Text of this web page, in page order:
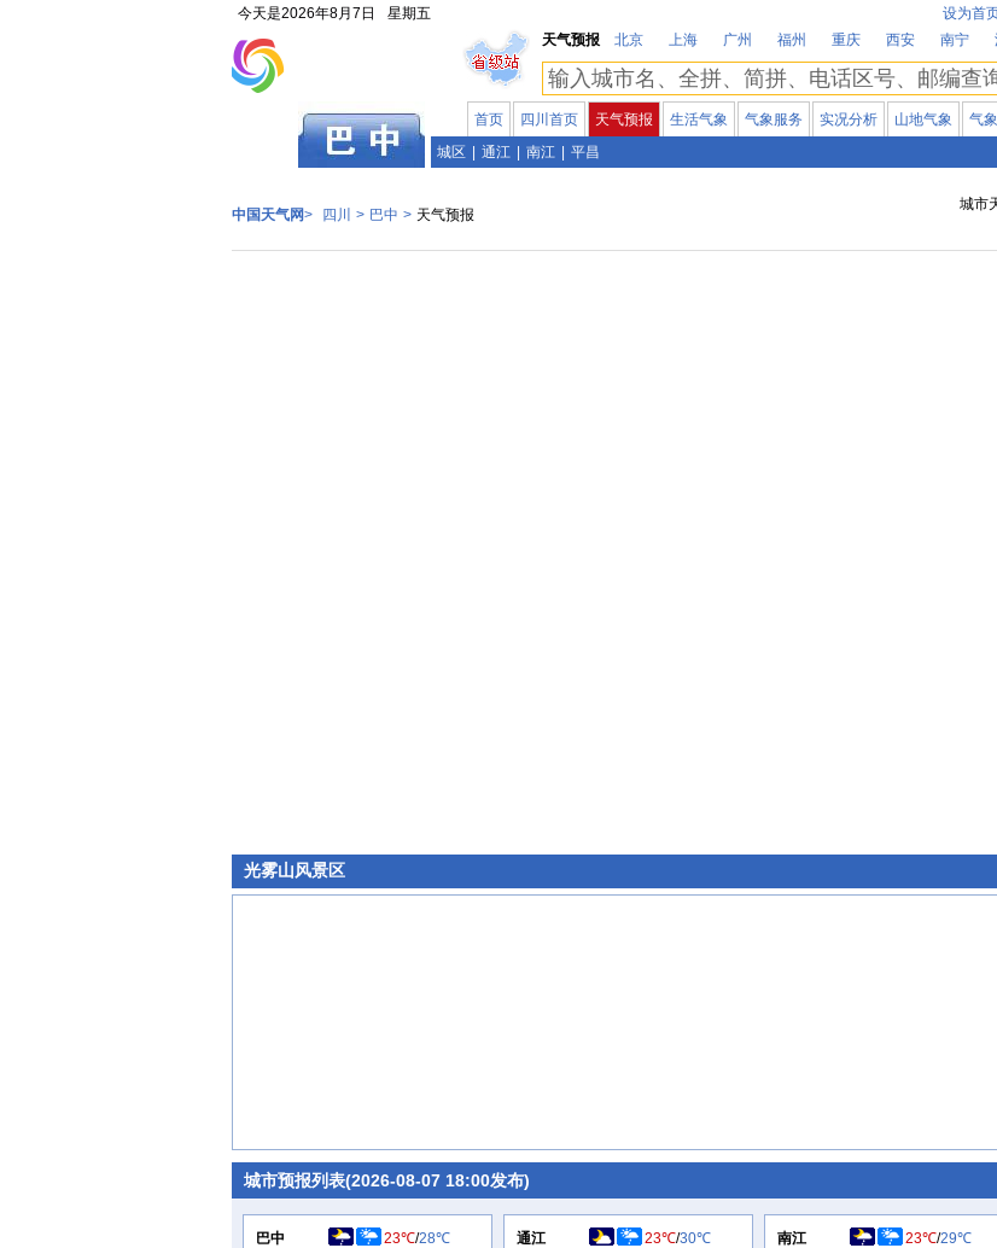
今天是2026年8月7日 星期五 设为首
天气预报
北京 上海 广州 福州 重庆 西安 南宁
首页 四川首页 天气预报 生活气象 气象服务 实况分析 山地气象 气
城区
通江 南江 平昌
中国天气网> 四川 > 巴中 > 天气预报
城市
光雾山风景区
城市预报列表(2026-08-07 18:00发布)
巴中 23℃/28℃ 通江 23℃/30℃ 南江 23℃/29℃